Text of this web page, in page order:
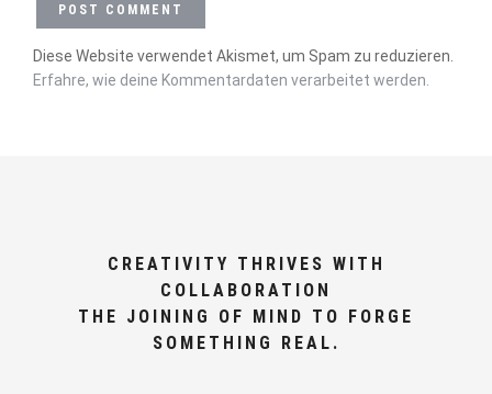
Diese Website verwendet Akismet, um Spam zu reduzieren.
Erfahre, wie deine Kommentardaten verarbeitet werden.
CREATIVITY THRIVES WITH
COLLABORATION
THE JOINING OF MIND TO FORGE
SOMETHING REAL.